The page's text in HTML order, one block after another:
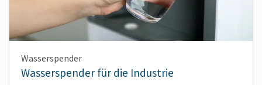
Wasserspender
Wasserspender für die Industrie